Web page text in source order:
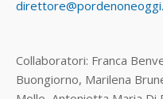
Collaboratori: Franca
Buongiorno, Marilena